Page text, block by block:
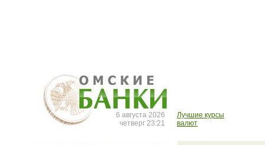
6 августа 2026
четверг 23:21
Лучшие курсы
валют